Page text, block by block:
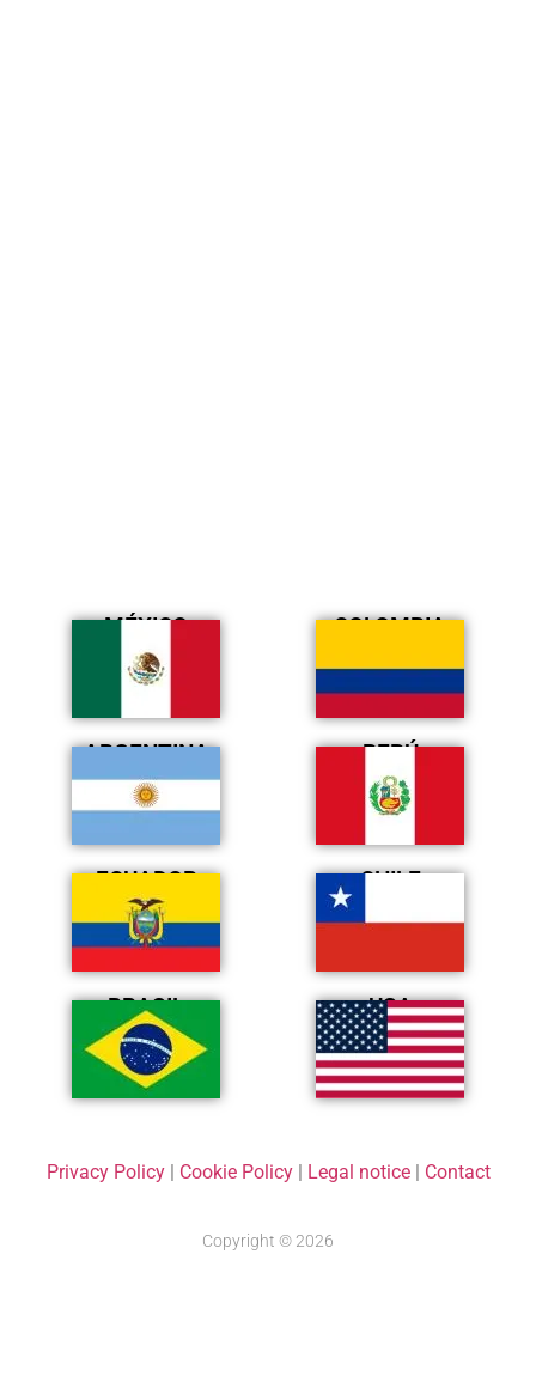
MÉXICO COLOMBIA
ARGENTINA PERÚ
ECUADOR CHILE
BRASIL USA
Privacy Policy| Cookie Policy| Legal notice| Contact
Copyright © 2026